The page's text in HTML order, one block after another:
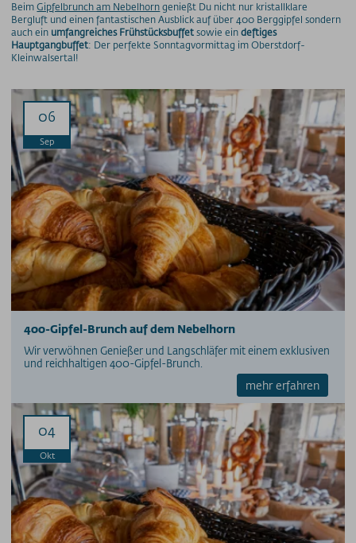
BeimGipfelbrunch am Nebelhorngenießt Du nicht nur kristallklare
Bergluft und einen fantastischen Ausblick auf über 400 Berggipfel sondern
auch ein umfangreiches Frühstücksbuffetsowie eindeftiges
Hauptgangbuffet: Der perfekte Sonntagvormittag im Oberstdorf-
Kleinwalsertal!
06
Sep
400-Gipfel-Brunch auf dem Nebelhorn
Wir verwöhnen Genießer und Langschläfer mit einem exklusiven
und reichhaltigen 400-Gipfel-Brunch.
mehr erfahren
04
Okt